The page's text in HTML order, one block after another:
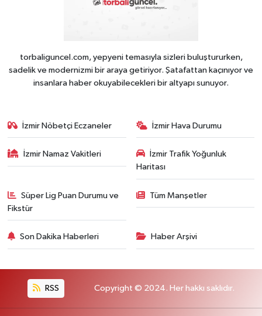
torbaliguncel.com, yepyeni temasıyla sizleri buluştururken,
sadelik ve modernizmi bir araya getiriyor. Şatafattan kaçınıyor ve
insanlara haber okuyabilecekleri bir altyapı sunuyor.
İzmir Nöbetçi Eczaneler İzmir Hava Durumu
İzmir Namaz Vakitleri
İzmir Trafik Yoğunluk
Haritası
Süper Lig Puan Durumu ve
Fikstür
Tüm Manşetler
Son Dakika Haberleri Haber Arşivi
RSS Copyright © 2024. Her hakkı saklıdır.